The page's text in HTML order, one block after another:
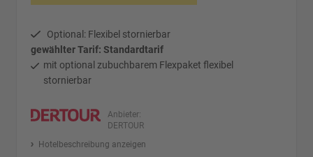
Optional: Flexibel stornierbar
gewählter Tarif: Standardtarif
mit optional zubuchbarem Flexpaket flexibel
stornierbar
Anbieter:
DERTOUR
Hotelbeschreibung anzeigen